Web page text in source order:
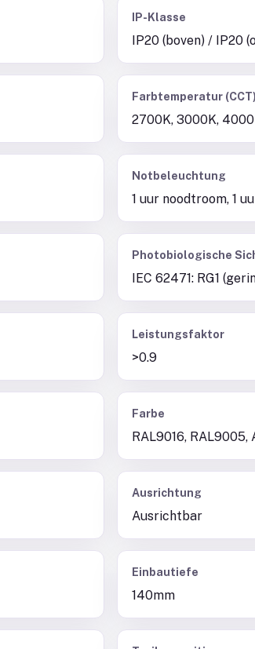
IP-Klasse
IP20 (boven) / IP20
Farbtemperatur (CCT)
2700K, 3000K,
Notbeleuchtung
1 uur noodtroom, 1
Photobiologische
IEC 62471: RG1
Leistungsfaktor
>0.9
Farbe
RAL9016,
Ausrichtung
Ausrichtbar
Einbautiefe
140mm